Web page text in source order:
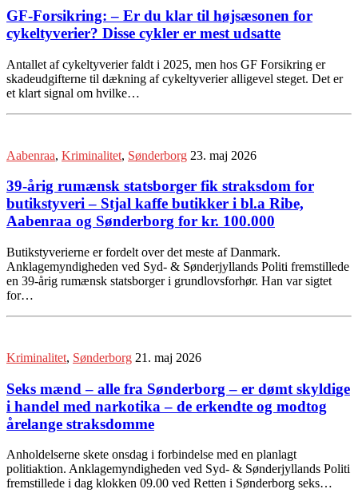
GF-Forsikring: – Er du klar til højsæsonen for
cykeltyverier? Disse cykler er mest udsatte
Antallet af cykeltyverier faldt i 2025, men hos GF Forsikring er
skadeudgifterne til dækning af cykeltyverier alligevel steget. Det er
et klart signal om hvilke…
Aabenraa, Kriminalitet, Sønderborg 23. maj 2026
39-årig rumænsk statsborger fik straksdom for
butikstyveri – Stjal kaffe butikker i bl.a Ribe,
Aabenraa og Sønderborg for kr. 100.000
Butikstyverierne er fordelt over det meste af Danmark.
Anklagemyndigheden ved Syd- & Sønderjyllands Politi fremstillede
en 39-årig rumænsk statsborger i grundlovsforhør. Han var sigtet
for…
Kriminalitet, Sønderborg 21. maj 2026
Seks mænd – alle fra Sønderborg – er dømt skyldige
i handel med narkotika – de erkendte og modtog
årelange straksdomme
Anholdelserne skete onsdag i forbindelse med en planlagt
politiaktion. Anklagemyndigheden ved Syd- & Sønderjyllands Politi
fremstillede i dag klokken 09.00 ved Retten i Sønderborg seks…